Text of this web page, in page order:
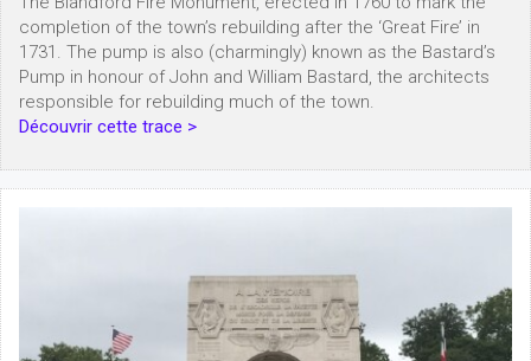
completion of the town’s rebuilding after the ‘Great Fire’ in
1731. The pump is also (charmingly) known as the Bastard’s
Pump in honour of John and William Bastard, the architects
responsible for rebuilding much of the town.
Découvrir cette trace >